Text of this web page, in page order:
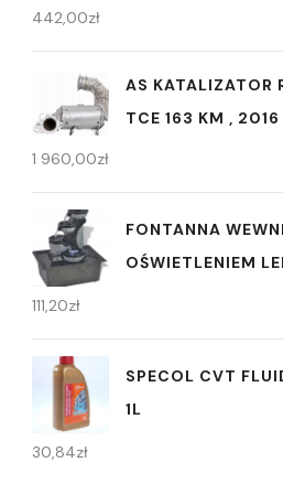
442,00zł
AS KATALIZATOR
TCE 163 KM ,
1 960,00zł
FONTANNA
OŚWIETLENIEM
111,20zł
SPECOL CVT
1L
30,84zł